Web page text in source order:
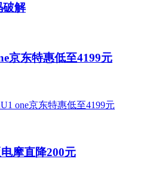
破解
京东特惠低至4199元
摩直降200元